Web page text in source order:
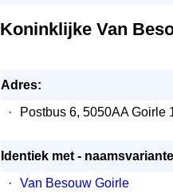
Koninklijke Van
Adres:
·
Postbus 6, 5050AA Goirle
Identiek met -
·
Van Besouw Goirle